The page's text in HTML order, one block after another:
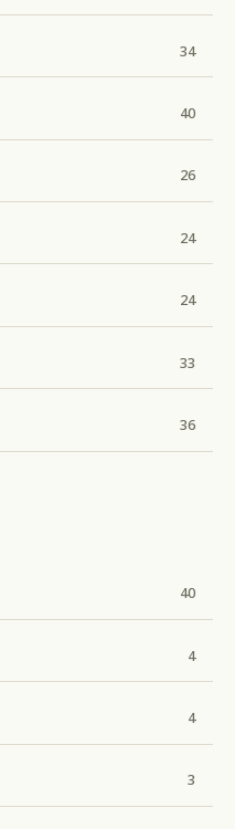
34
40
26
24
24
33
36
40
4
4
3